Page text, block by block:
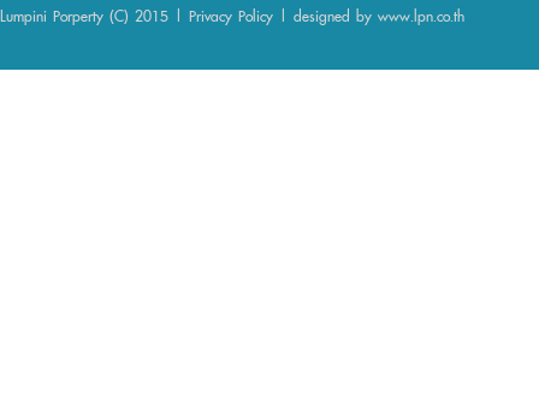
Lumpini Porperty (C) 2015 | Privacy Policy | designed by www.lpn.co.th